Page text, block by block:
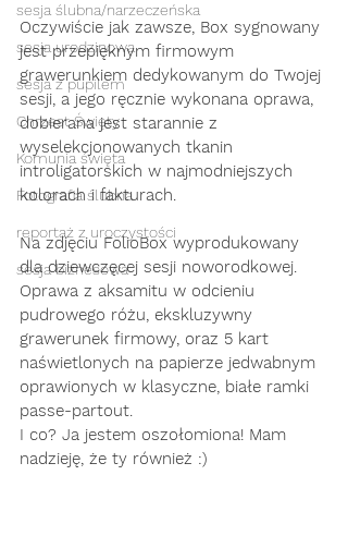
sesja ślubna/narzeczeńska
sesja urodzinowa
sesja z pupilem
Chrzest Święty
Komunia święta
Fotografia ślubna
reportaż z uroczystości
sesja biznesowa
Oczywiście jak zawsze, Box sygnowany
jest przepięknym firmowym
grawerunkiem dedykowanym do Twojej
sesji, a jego ręcznie wykonana oprawa,
dobierana jest starannie z
wyselekcjonowanych tkanin
introligatorskich w najmodniejszych
kolorach i fakturach.
Na zdjęciu FolioBox wyprodukowany
dla dziewczęcej sesji noworodkowej.
Oprawa z aksamitu w odcieniu
pudrowego różu, ekskluzywny
grawerunek firmowy, oraz 5 kart
naświetlonych na papierze jedwabnym
oprawionych w klasyczne, białe ramki
passe-partout.
I co? Ja jestem oszołomiona! Mam
nadzieję, że ty również :)